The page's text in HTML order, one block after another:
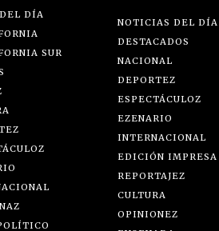
DÍA
SUR
NOTICIAS DEL DÍA
DESTACADOS
NACIONAL
DEPORTEZ
ESPECTÁCULOZ
EZENARIO
INTERNACIONAL
EDICIÓN IMPRESA
REPORTAJEZ
CULTURA
OPINIONEZ